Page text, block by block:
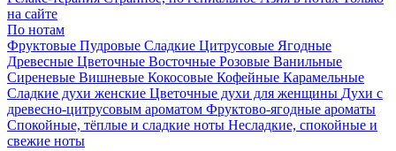
на сайте
По нотам
Фруктовые Пудровые Сладкие Цитрусовые Ягодные
Древесные Цветочные Восточные Розовые Ванильные
Сиреневые Вишневые Кокосовые Кофейные Карамельные
Сладкие духи женские Цветочные духи для женщины Духи с
древесно-цитрусовым ароматом Фруктово-ягодные ароматы
Спокойные, тёплые и сладкие ноты Несладкие, спокойные и
свежие ноты